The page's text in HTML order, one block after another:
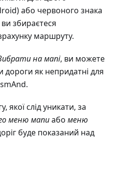
або червоного знака
збираєтеся
маршруту.
на мапі, ви можете
як непридатні для
якої слід уникати, за
меню мапиабо меню
буде показаний над